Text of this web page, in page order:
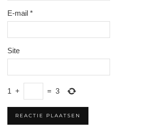
E-mail *
Site
1 + = 3